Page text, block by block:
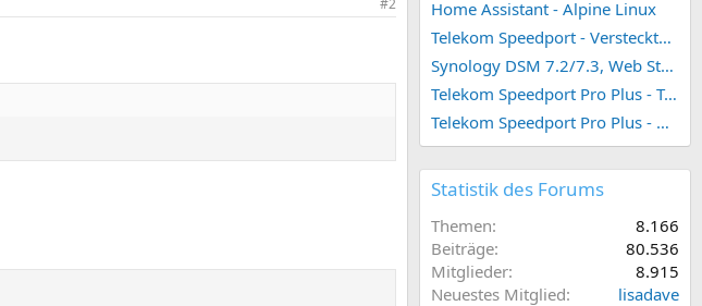
#2
Home Assistant - Alpine Linux
Telekom Speedport - Versteckte Konfigurationen
Synology DSM 7.2/7.3, Web Station 4, Webdienst und Webportal erstellen (ehemals vHost)
Telekom Speedport Pro Plus - Telefonie einrichten
Telekom Speedport Pro Plus - Netzwerk einrichten
Statistik des Forums
Themen
8.166
Beiträge
80.536
Mitglieder
8.915
Neuestes Mitglied
lisadave